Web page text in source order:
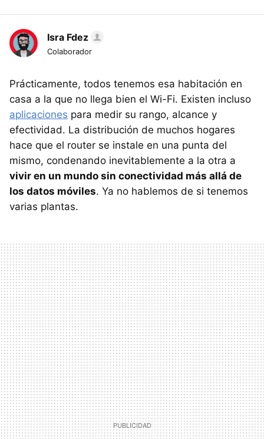
Isra Fdez
Colaborador
Prácticamente, todos tenemos esa habitación en
casa a la que no llega bien el Wi-Fi. Existen incluso
aplicaciones para medir su rango, alcance y
efectividad. La distribución de muchos hogares
hace que el router se instale en una punta del
mismo, condenando inevitablemente a la otra a
vivir en un mundo sin conectividad más allá de
los datos móviles. Ya no hablemos de si tenemos
varias plantas.